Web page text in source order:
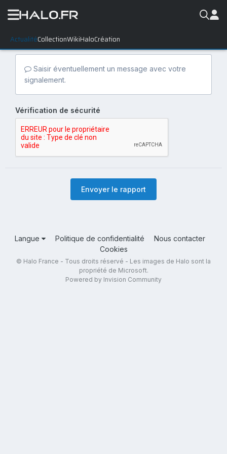
ActualitéCollectionWikiHaloCréation
Saisir éventuellement un message avec votre
signalement.
Vérification de sécurité
Envoyer le rapport
Langue Politique de confidentialité
Nous contacter
Cookies
© Halo France - Tous droits réservé - Les images de Halo sont la
propriété de Microsoft.
Powered by Invision Community